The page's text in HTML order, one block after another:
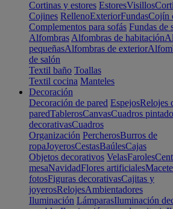
Cortinas y estores EstoresVisillos
Cojines RellenoExteriorFundasCojín
Complementos para sofás Fundas de
Alfombras Alfombras de habitación
pequeñasAlfombras de exterior
de salón
Textil baño Toallas
Textil cocina Manteles
Decoración
Decoración de pared EspejosRelojes
paredTablerosCanvasCuadros
decorativasCuadros
Organización PercherosBurros de
ropaJoyerosCestasBaúlesCajas
Objetos decorativos VelasFaroles
mesaNavidadFlores artificiales
fotosFiguras decorativasCajitas y
joyerosRelojesAmbientadores
Iluminación LámparasIluminación